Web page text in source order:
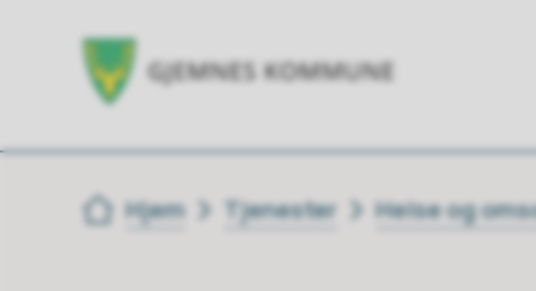
Du er her:
Hjem Tjenester Helse og